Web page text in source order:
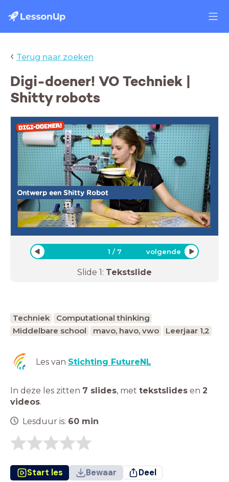
‹ Terug naar zoeken
Digi-doener! VO Techniek |
Shitty robots
Ontwerp een Shitty Robot
1 / 7 volgende
Slide 1: Tekstslide
Techniek
Computational thinking
Middelbare school
mavo, havo, vwo Leerjaar 1,2
Les van Stichting FutureNL
In deze les zitten 7 slides, met tekstslides en 2
videos.
Lesduur is: 60 min
Start les Bewaar Deel